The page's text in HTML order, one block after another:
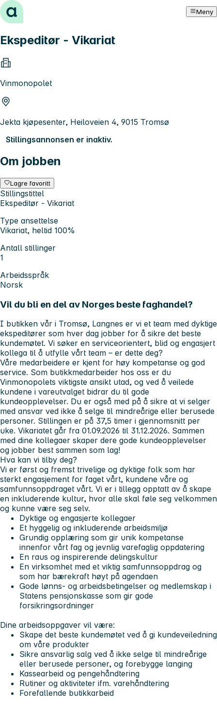
Hopp til innhold Meny
Ekspeditør - Vikariat
Vinmonopolet
Jekta kjøpesenter, Heiloveien 4, 9015 Tromsø
Stillingsannonsen er inaktiv.
Om jobben
Lagre favoritt
Stillingstittel
Ekspeditør - Vikariat
Type ansettelse
Vikariat, heltid 100%
Antall stillinger
1
Arbeidsspråk
Norsk
Vil du bli en del av Norges beste faghandel?
I butikken vår i Tromsø, Langnes er vi et team med dyktige
ekspeditører som hver dag jobber for å sikre det beste
kundemøtet. Vi søker en serviceorientert, blid og engasjert
kollega til å utfylle vårt team – er dette deg?
Våre medarbeidere er kjent for høy kompetanse og god
service. Som butikkmedarbeider hos oss er du
Vinmonopolets viktigste ansikt utad, og ved å veilede
kundene i vareutvalget bidrar du til gode
kundeopplevelser. Du er også med på å sikre at vi selger
med ansvar ved ikke å selge til mindreårige eller berusede
personer. Stillingen er på 37,5 timer i gjennomsnitt per
uke. Vikariatet går fra 01.09.2026 til 31.12.2026. Sammen
med dine kollegaer skaper dere gode kundeopplevelser
og jobber best sammen som lag!
Hva kan vi tilby deg?
Vi er først og fremst trivelige og dyktige folk som har
sterkt engasjement for faget vårt, kundene våre og
samfunnsoppdraget vårt. Vi er i tillegg opptatt av å skape
en inkluderende kultur, hvor alle skal føle seg velkommen
og kunne være seg selv.
Dyktige og engasjerte kollegaer
Et hyggelig og inkluderende arbeidsmiljø
Grundig opplæring som gir unik kompetanse
innenfor vårt fag og jevnlig varefaglig oppdatering
En raus og inspirerende delingskultur
En virksomhet med et viktig samfunnsoppdrag og
som har bærekraft høyt på agendaen
Gode lønns- og arbeidsbetingelser og medlemskap i
Statens pensjonskasse som gir gode
forsikringsordninger
Dine arbeidsoppgaver vil være:
Skape det beste kundemøtet ved å gi kundeveiledning
om våre produkter
Sikre ansvarlig salg ved å ikke selge til mindreårige
eller berusede personer, og forebygge langing
Kassearbeid og pengehåndtering
Rutiner og aktiviteter ifm. varehåndtering
Forefallende butikkarbeid